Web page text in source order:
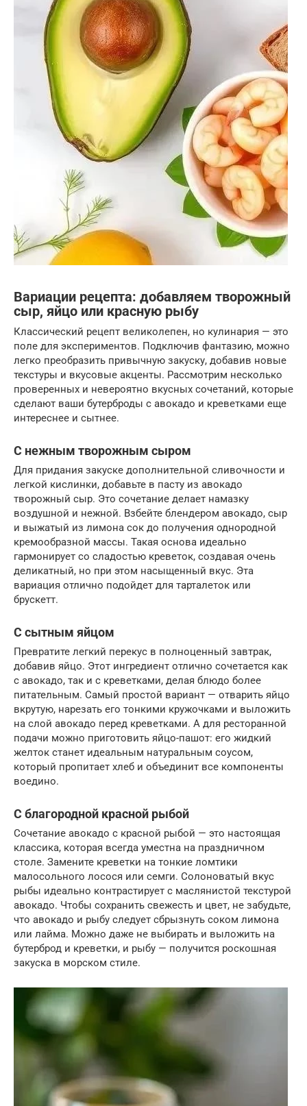
Вариации рецепта: добавляем творожный
сыр, яйцо или красную рыбу
Классический рецепт великолепен, но кулинария — это
поле для экспериментов. Подключив фантазию, можно
легко преобразить привычную закуску, добавив новые
текстуры и вкусовые акценты. Рассмотрим несколько
проверенных и невероятно вкусных сочетаний, которые
сделают ваши бутерброды с авокадо и креветками еще
интереснее и сытнее.
С нежным творожным сыром
Для придания закуске дополнительной сливочности и
легкой кислинки, добавьте в пасту из авокадо
творожный сыр. Это сочетание делает намазку
воздушной и нежной. Взбейте блендером авокадо, сыр
и выжатый из лимона сок до получения однородной
кремообразной массы. Такая основа идеально
гармонирует со сладостью креветок, создавая очень
деликатный, но при этом насыщенный вкус. Эта
вариация отлично подойдет для тарталеток или
брускетт.
С сытным яйцом
Превратите легкий перекус в полноценный завтрак,
добавив яйцо. Этот ингредиент отлично сочетается как
с авокадо, так и с креветками, делая блюдо более
питательным. Самый простой вариант — отварить яйцо
вкрутую, нарезать его тонкими кружочками и выложить
на слой авокадо перед креветками. А для ресторанной
подачи можно приготовить яйцо-пашот: его жидкий
желток станет идеальным натуральным соусом,
который пропитает хлеб и объединит все компоненты
воедино.
С благородной красной рыбой
Сочетание авокадо с красной рыбой — это настоящая
классика, которая всегда уместна на праздничном
столе. Замените креветки на тонкие ломтики
малосольного лосося или семги. Солоноватый вкус
рыбы идеально контрастирует с маслянистой текстурой
авокадо. Чтобы сохранить свежесть и цвет, не забудьте,
что авокадо и рыбу следует сбрызнуть соком лимона
или лайма. Можно даже не выбирать и выложить на
бутерброд и креветки, и рыбу — получится роскошная
закуска в морском стиле.